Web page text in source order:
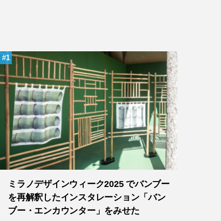
1
ミラノデザインウィーク2025 でバンブー
を再解釈したインスタレーション「バン
ブー・エンカウンター」をみせた